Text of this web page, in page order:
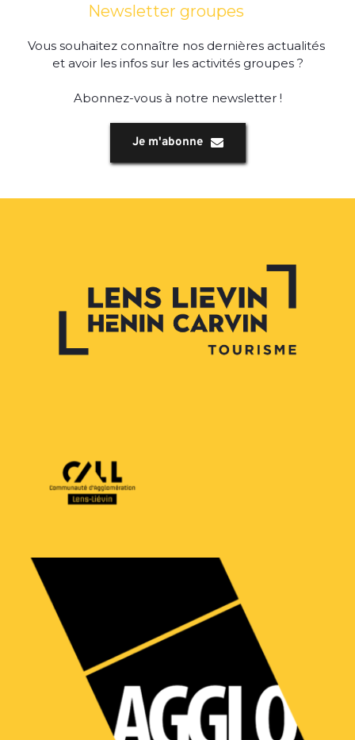
Newsletter groupes
et avoir les infos sur les activités groupes ?
Abonnez-vous à notre newsletter !
Je m'abonne